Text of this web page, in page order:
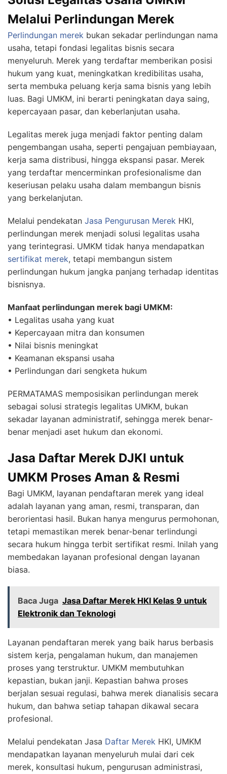
Melalui Perlindungan Merek
Perlindungan merek bukan sekadar perlindungan nama
usaha, tetapi fondasi legalitas bisnis secara
menyeluruh. Merek yang terdaftar memberikan posisi
hukum yang kuat, meningkatkan kredibilitas usaha,
serta membuka peluang kerja sama bisnis yang lebih
luas. Bagi UMKM, ini berarti peningkatan daya saing,
kepercayaan pasar, dan keberlanjutan usaha.
Legalitas merek juga menjadi faktor penting dalam
pengembangan usaha, seperti pengajuan pembiayaan,
kerja sama distribusi, hingga ekspansi pasar. Merek
yang terdaftar mencerminkan profesionalisme dan
keseriusan pelaku usaha dalam membangun bisnis
yang berkelanjutan.
Melalui pendekatan Jasa Pengurusan Merek HKI,
perlindungan merek menjadi solusi legalitas usaha
yang terintegrasi. UMKM tidak hanya mendapatkan
sertifikat merek, tetapi membangun sistem
perlindungan hukum jangka panjang terhadap identitas
bisnisnya.
Manfaat perlindungan merek bagi UMKM:
• Legalitas usaha yang kuat
• Kepercayaan mitra dan konsumen
• Nilai bisnis meningkat
• Keamanan ekspansi usaha
• Perlindungan dari sengketa hukum
PERMATAMAS memposisikan perlindungan merek
sebagai solusi strategis legalitas UMKM, bukan
sekadar layanan administratif, sehingga merek benar-
benar menjadi aset hukum dan ekonomi.
Jasa Daftar Merek DJKI untuk
UMKM Proses Aman & Resmi
Bagi UMKM, layanan pendaftaran merek yang ideal
adalah layanan yang aman, resmi, transparan, dan
berorientasi hasil. Bukan hanya mengurus permohonan,
tetapi memastikan merek benar-benar terlindungi
secara hukum hingga terbit sertifikat resmi. Inilah yang
membedakan layanan profesional dengan layanan
biasa.
Baca Juga Jasa Daftar Merek HKI Kelas 9 untuk
Elektronik dan Teknologi
Layanan pendaftaran merek yang baik harus berbasis
sistem kerja, pengalaman hukum, dan manajemen
proses yang terstruktur. UMKM membutuhkan
kepastian, bukan janji. Kepastian bahwa proses
berjalan sesuai regulasi, bahwa merek dianalisis secara
hukum, dan bahwa setiap tahapan dikawal secara
profesional.
Melalui pendekatan Jasa Daftar Merek HKI, UMKM
mendapatkan layanan menyeluruh mulai dari cek
merek, konsultasi hukum, pengurusan administrasi,